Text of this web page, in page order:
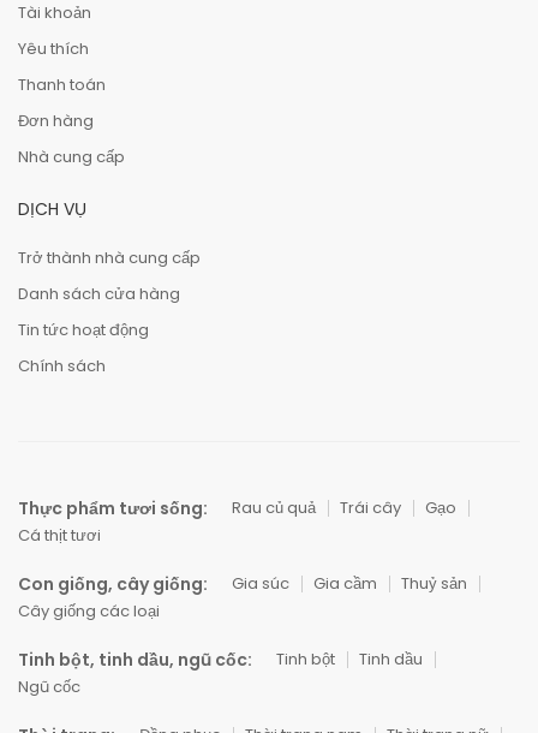
Tài khoản
Yêu thích
Thanh toán
Đơn hàng
Nhà cung cấp
DỊCH VỤ
Trở thành nhà cung cấp
Danh sách cửa hàng
Tin tức hoạt động
Chính sách
Thực phẩm tươi sống: Rau củ quả Trái cây
Gạo
Cá thịt tươi
Con giống, cây giống: Gia súc Gia cầm
Thuỷ sản
Cây giống các loại
Tinh bột, tinh dầu, ngũ cốc: Tinh bột
Tinh dầu
Ngũ cốc